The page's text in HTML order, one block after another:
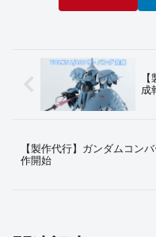
成
【製作代行】ガンダムコン
作開始